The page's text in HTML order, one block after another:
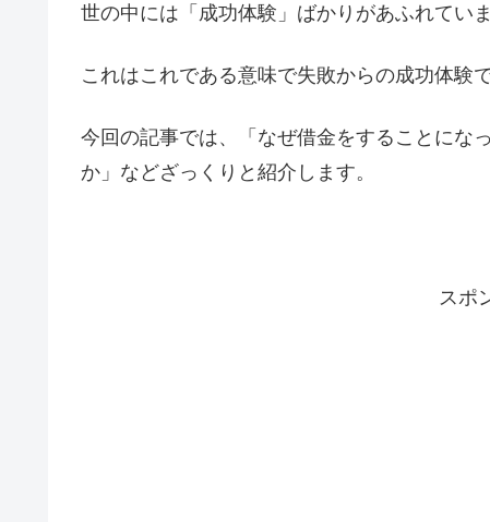
世の中には「成功体験」ばかりがあふれてい
これはこれである意味で失敗からの成功体験で
今回の記事では、「なぜ借金をすることにな
か」などざっくりと紹介します。
スポ